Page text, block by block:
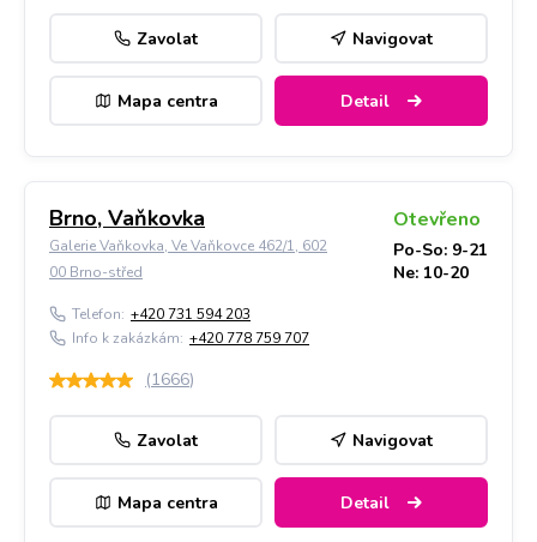
Zavolat Navigovat
Mapa centra Detail
Brno, Vaňkovka
Galerie Vaňkovka, Ve Vaňkovce 462/1, 602
00 Brno-střed
Otevřeno
Po-So: 9-21
Ne: 10-20
Telefon: +420 731 594 203
Info k zakázkám: +420 778 759 707
(1666)
Zavolat Navigovat
Mapa centra Detail